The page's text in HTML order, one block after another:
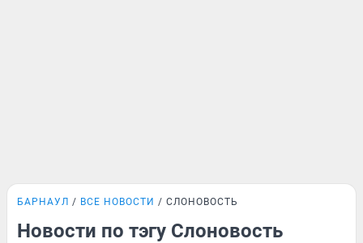
БАРНАУЛ ВСЕ НОВОСТИ СЛОНОВОСТЬ
Новости по тэгу Слоновость